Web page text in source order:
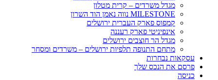
מגדל משרדים – קרית מטלון
MILESTONE נווה נאמן הוד השרון
קמפוס פארק העברית ירושלים
אינפיניטי פארק רעננה
מגדל הר חוצבים ירושלים
מתחם התנופה תלפיות ירושלים – משרדים ומסחר
עסקאות נבחרות
פרסם את הנכס שלך
כניסה